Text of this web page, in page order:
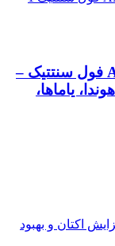
روغن موتور سیکلت AMSOIL 10W-40 فول سنتتیک –
برای هوندا، یاماها،